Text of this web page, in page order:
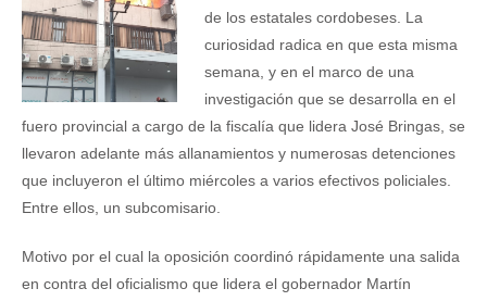
de los estatales cordobeses. La
curiosidad radica en que esta misma
semana, y en el marco de una
investigación que se desarrolla en el
fuero provincial a cargo de la fiscalía que lidera José Bringas, se
llevaron adelante más allanamientos y numerosas detenciones
que incluyeron el último miércoles a varios efectivos policiales.
Entre ellos, un subcomisario.
Motivo por el cual la oposición coordinó rápidamente una salida
en contra del oficialismo que lidera el gobernador Martín